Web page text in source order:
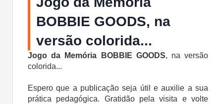
BOBBIE GOODS, na
versão colorida...
Jogo da Memória BOBBIE GOODS, na versão
colorida...
Espero que a publicação seja útil e auxilie a sua
prática pedagógica. Gratidão pela visita e volte